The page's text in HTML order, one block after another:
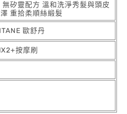
無矽靈配方 溫和洗淨秀髮與頭皮
重拾柔順絲緞髮
歐舒丹
按摩刷